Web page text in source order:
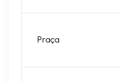
Praça